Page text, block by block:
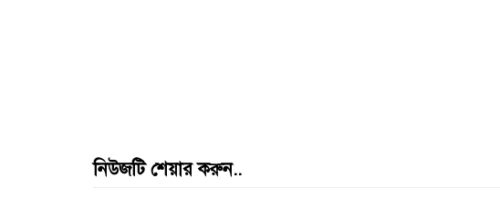
নিউজটি শেয়ার করুন..